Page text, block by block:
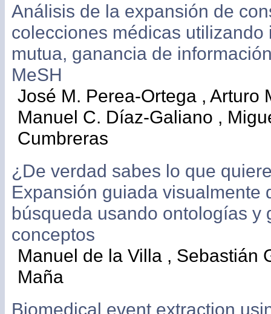
Análisis de la expansión de
colecciones médicas utilizando
mutua, ganancia de
MeSH
José M. Perea-Ortega , Arturo
Manuel C. Díaz-Galiano ,
Cumbreras
¿De verdad sabes lo que
Expansión guiada visualmente
búsqueda usando ontologías y
conceptos
Manuel de la Villa , Sebastián
Maña
Biomedical event extraction